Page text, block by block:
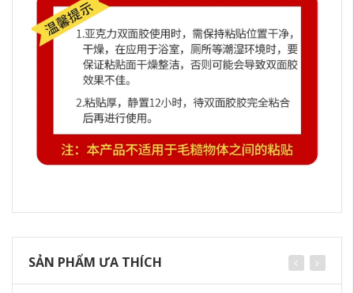
SẢN PHẨM ƯA THÍCH